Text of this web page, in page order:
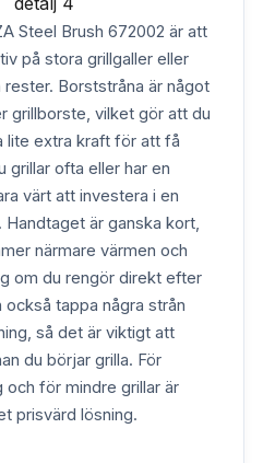
Steel Brush 672002 är att
på stora grillgaller eller
Borststråna är något
grillborste, vilket gör att du
lite extra kraft för att få
grillar ofta eller har en
värt att investera i en
är ganska kort,
närmare värmen och
om du rengör direkt efter
också tappa några strån
så det är viktigt att
du börjar grilla. För
och för mindre grillar är
prisvärd lösning.